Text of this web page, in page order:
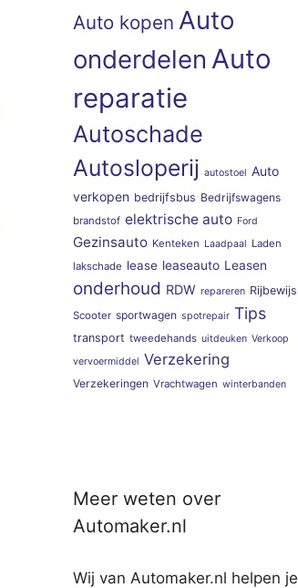
Auto kopen Auto
onderdelen Auto
reparatie
Autoschade
Autosloperij autostoel Auto
verkopen bedrijfsbus Bedrijfswagens
brandstof elektrische auto Ford
Gezinsauto Kenteken Laadpaal Laden
lakschade lease leaseauto Leasen
onderhoud RDW repareren Rijbewijs
Scooter sportwagen spotrepair Tips
transport tweedehands uitdeuken Verkoop
vervoermiddel Verzekering
Verzekeringen Vrachtwagen winterbanden
Meer weten over
Automaker.nl
Wij van Automaker.nl helpen je